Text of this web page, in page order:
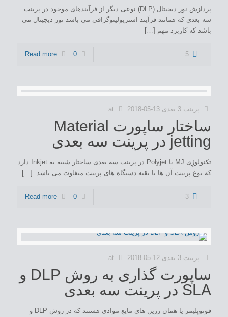
پردازش نور دیجیتال (DLP) نوعی دیگر از فرآیندهای موجود در پرینت
سه بعدی که همانند فرآیند استریولیتوگرافی می باشد نور دیجیتال می
باشد که کاربرد مهم […]
5
0
Read more
پرینت 3 بعدی at 2018-05-13
ساختار ساپورت Material
jetting در پرینت سه بعدی
تکنولوژِی MJ یا Polyjet در پرینت سه بعدی ساختار شبیه به Inkjet دارد
که نوع پرینت آن ها با بقیه دستگاه های پرینت متفاوت می باشد. […]
3
0
Read more
پرینت 3 بعدی at 2018-05-12
ساپورت گذاری به روش DLP و
SLA در پرینت سه بعدی
فوتوپلیمر یا همان رزین های مایع موادی هستند که در روش DLP و